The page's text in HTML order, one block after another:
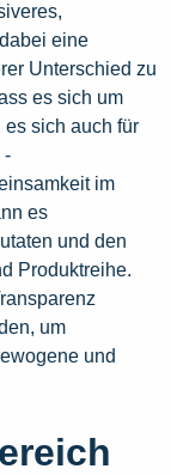
eine
Unterschied zu
es sich um
sich auch für
-
im
es
und den
Produktreihe.
um
und